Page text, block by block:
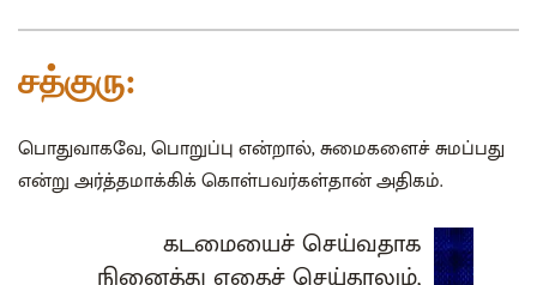
சத்குரு:
பொதுவாகவே, பொறுப்பு என்றால், சுமைகளைச் சுமப்பது
என்று அர்த்தமாக்கிக் கொள்பவர்கள்தான் அதிகம்.
கடமையைச் செய்வதாக